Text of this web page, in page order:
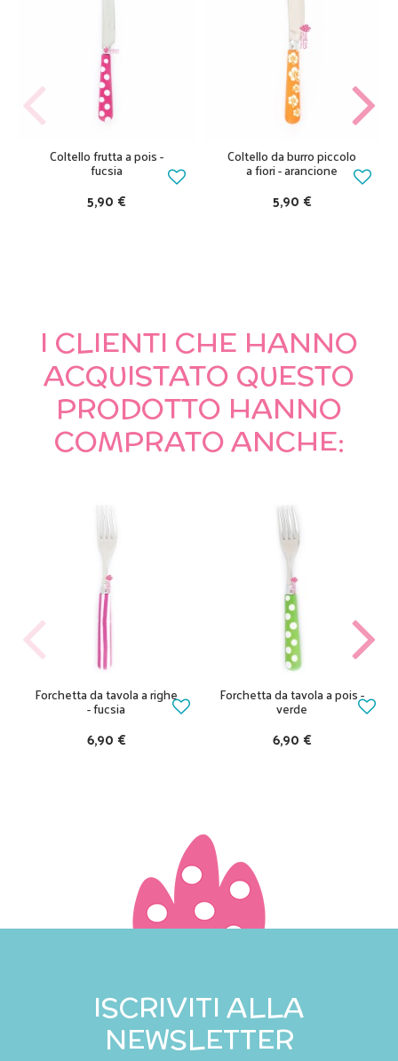
Coltello frutta a pois -
fucsia
5,90 €
Coltello da burro piccolo
a fiori - arancione
5,90 €
I CLIENTI CHE HANNO
ACQUISTATO QUESTO
PRODOTTO HANNO
COMPRATO ANCHE:
Forchetta da tavola a righe
- fucsia
6,90 €
Forchetta da tavola a pois -
verde
6,90 €
ISCRIVITI ALLA
NEWSLETTER